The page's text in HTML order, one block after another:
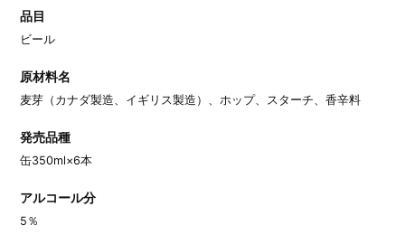
品目
ビール
原材料名
麦芽（カナダ製造、イギリス製造）、ホップ、スターチ、香辛料
発売品種
缶350ml×6本
アルコール分
5％